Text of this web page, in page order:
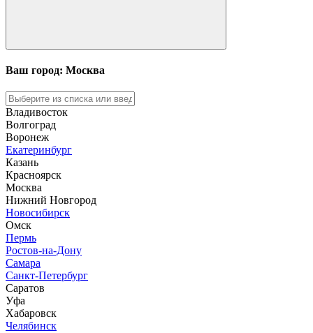
Ваш город: Москва
Владивосток
Волгоград
Воронеж
Екатеринбург
Казань
Красноярск
Москва
Нижний Новгород
Новосибирск
Омск
Пермь
Ростов-на-Дону
Самара
Санкт-Петербург
Саратов
Уфа
Хабаровск
Челябинск